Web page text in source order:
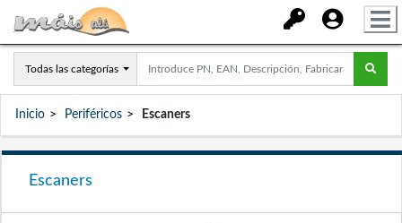
Todas las categorías
Inicio Periféricos Escaners
Escaners